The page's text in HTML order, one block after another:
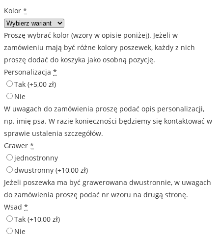
Kolor *
Proszę wybrać kolor (wzory w opisie poniżej). Jeżeli w
zamówieniu mają być różne kolory poszewek, każdy z nich
proszę dodać do koszyka jako osobną pozycję.
Personalizacja *
Tak (+5,00 zł)
Nie
W uwagach do zamówienia proszę podać opis personalizacji,
np. imię psa. W razie konieczności będziemy się kontaktować w
sprawie ustalenia szczegółów.
Grawer *
jednostronny
dwustronny (+10,00 zł)
Jeżeli poszewka ma być grawerowana dwustronnie, w uwagach
do zamówienia proszę podać nr wzoru na drugą stronę.
Wsad *
Tak (+10,00 zł)
Nie